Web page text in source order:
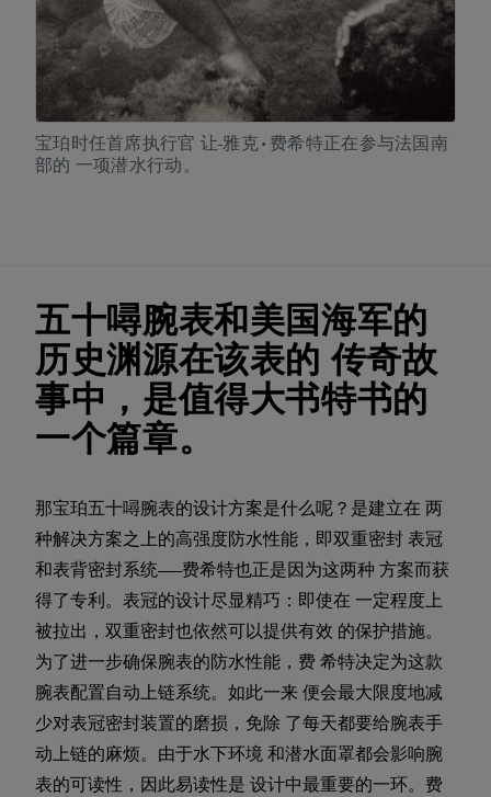
宝珀时任首席执行官 让-雅克•费希特正在参与法国南
部的 一项潜水行动。
五十噚腕表和美国海军的
历史渊源在该表的 传奇故
事中，是值得大书特书的
一个篇章。
那宝珀五十噚腕表的设计方案是什么呢？是建立在 两
种解决方案之上的高强度防水性能，即双重密封 表冠
和表背密封系统——费希特也正是因为这两种 方案而获
得了专利。表冠的设计尽显精巧：即使在 一定程度上
被拉出，双重密封也依然可以提供有效 的保护措施。
为了进一步确保腕表的防水性能，费 希特决定为这款
腕表配置自动上链系统。如此一来 便会最大限度地减
少对表冠密封装置的磨损，免除 了每天都要给腕表手
动上链的麻烦。由于水下环境 和潜水面罩都会影响腕
表的可读性，因此易读性是 设计中最重要的一环。费